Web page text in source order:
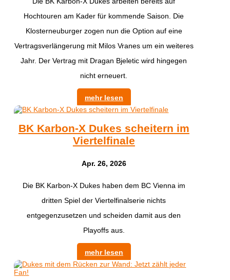
Hochtouren am Kader für kommende Saison. Die
Klosterneuburger zogen nun die Option auf eine
Vertragsverlängerung mit Milos Vranes um ein weiteres
Jahr. Der Vertrag mit Dragan Bjeletic wird hingegen
nicht erneuert.
mehr lesen
BK Karbon-X Dukes scheitern im
Viertelfinale
Apr. 26, 2026
Die BK Karbon-X Dukes haben dem BC Vienna im
dritten Spiel der Viertelfinalserie nichts
entgegenzusetzen und scheiden damit aus den
Playoffs aus.
mehr lesen